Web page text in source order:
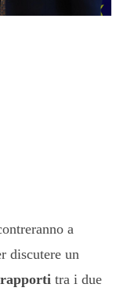
a
discutere un
tra i due